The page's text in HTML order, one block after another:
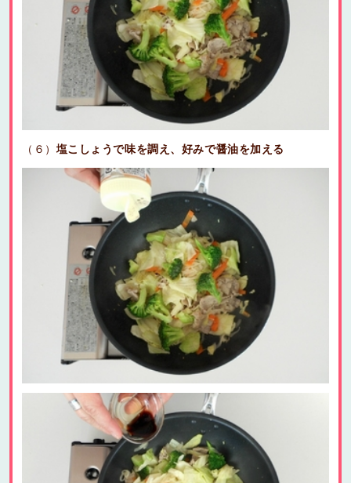
（６） 塩こしょうで味を調え、好みで醤油を加える